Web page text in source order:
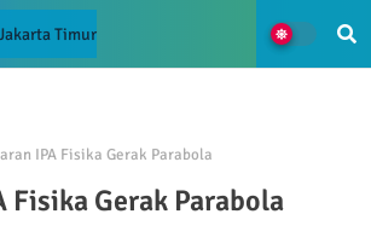
IPA Fisika Gerak Parabola
Fisika Gerak Parabola